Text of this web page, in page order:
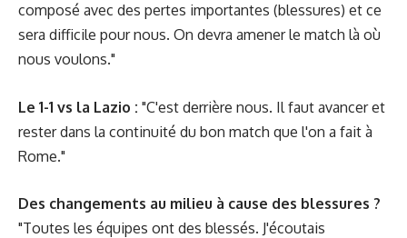
composé avec des pertes importantes (blessures) et ce
sera difficile pour nous. On devra amener le match là où
nous voulons."
Le 1-1 vs la Lazio : "C'est derrière nous. Il faut avancer et
rester dans la continuité du bon match que l'on a fait à
Rome."
Des changements au milieu à cause des blessures ?
"Toutes les équipes ont des blessés. J'écoutais